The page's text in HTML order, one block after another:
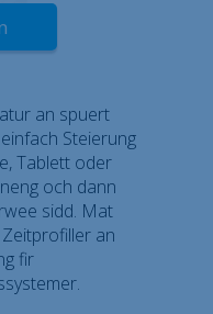
an spuert
Steierung
Tablett oder
och dann
sidd. Mat
an
fir